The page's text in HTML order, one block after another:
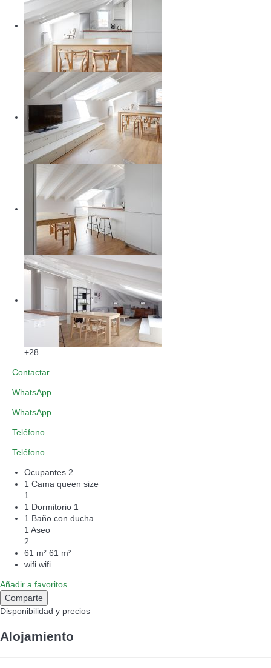
+28
Contactar
WhatsApp
WhatsApp
Teléfono
Teléfono
Ocupantes 2
1 Cama queen size
1
1 Dormitorio 1
1 Baño con ducha
1 Aseo
2
61 m² 61 m²
wifi wifi
Añadir a favoritos
Comparte
Disponibilidad y precios
Alojamiento